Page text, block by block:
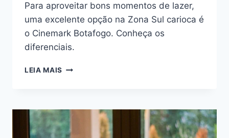
Para aproveitar bons momentos de lazer,
uma excelente opção na Zona Sul carioca é
o Cinemark Botafogo. Conheça os
diferenciais.
LEIA MAIS CINEMARK
DA
REDE
DE